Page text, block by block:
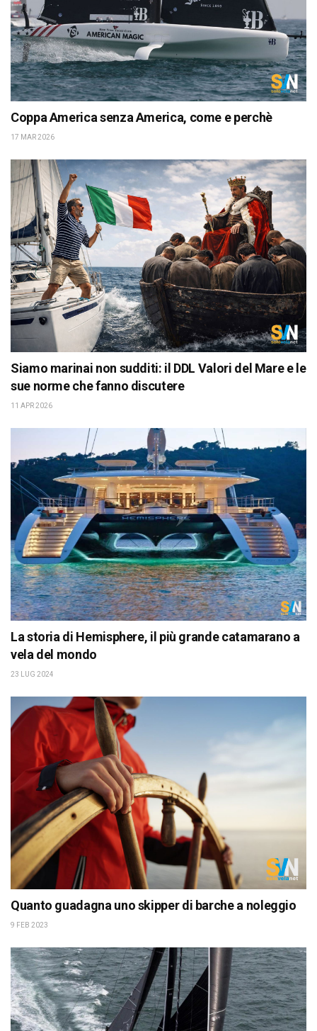
Coppa America senza America, come e perchè
17 MAR 2026
Siamo marinai non sudditi: il DDL Valori del Mare e le
sue norme che fanno discutere
11 APR 2026
La storia di Hemisphere, il più grande catamarano a
vela del mondo
23 LUG 2024
Quanto guadagna uno skipper di barche a noleggio
9 FEB 2023